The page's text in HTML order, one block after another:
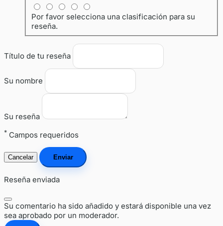
Por favor selecciona una clasificación para su
reseña.
Título de tu reseña
Su nombre
Su reseña
* Campos requeridos
Cancelar Enviar
Reseña enviada
Su comentario ha sido añadido y estará disponible una vez
sea aprobado por un moderador.